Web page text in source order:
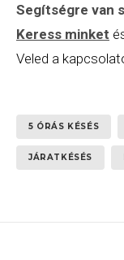
Segítségre van
Keress minket
Veled a
5 ÓRÁS KÉSÉS
JÁRATKÉSÉS